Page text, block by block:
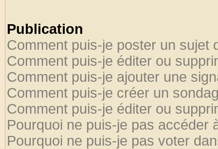
Publication
Comment puis-je poster un sujet
Comment puis-je éditer ou
Comment puis-je ajouter une
Comment puis-je créer un
Comment puis-je éditer ou
Pourquoi ne puis-je pas accéder
Pourquoi ne puis-je pas voter